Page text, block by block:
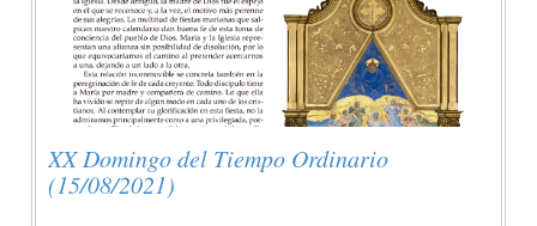
XX Domingo del Tiempo Ordinario
(15/08/2021)